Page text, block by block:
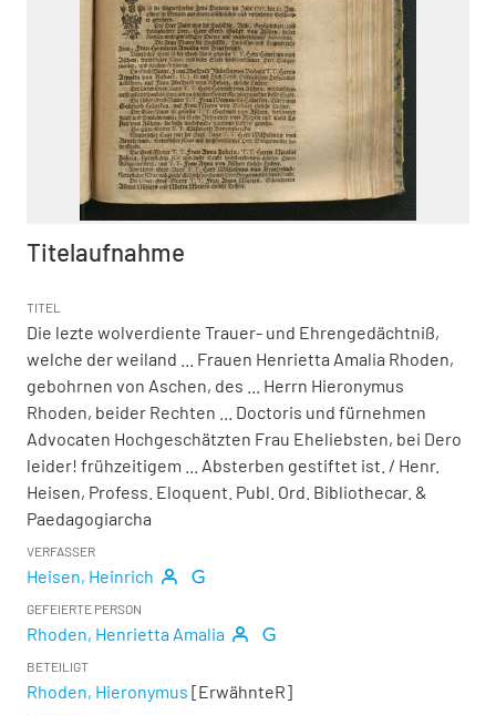
Titelaufnahme
TITEL
Die lezte wolverdiente Trauer- und Ehrengedächtniß,
welche der weiland ... Frauen Henrietta Amalia Rhoden,
gebohrnen von Aschen, des ... Herrn Hieronymus
Rhoden, beider Rechten ... Doctoris und fürnehmen
Advocaten Hochgeschätzten Frau Eheliebsten, bei Dero
leider! frühzeitigem ... Absterben gestiftet ist. / Henr.
Heisen, Profess. Eloquent. Publ. Ord. Bibliothecar. &
Paedagogiarcha
VERFASSER
Heisen, Heinrich
GEFEIERTE PERSON
Rhoden, Henrietta Amalia
BETEILIGT
Rhoden, Hieronymus [ErwähnteR]